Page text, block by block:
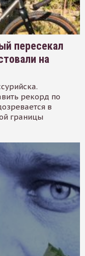
пересекал
на
рекорд по
в
границы